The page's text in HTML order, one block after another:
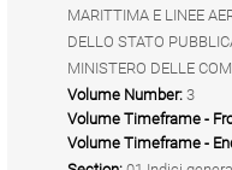
MARITTIMA E LINEE
DELLO STATO
MINISTERO DELLE
Volume Number: 3
Volume Timeframe -
Volume Timeframe -